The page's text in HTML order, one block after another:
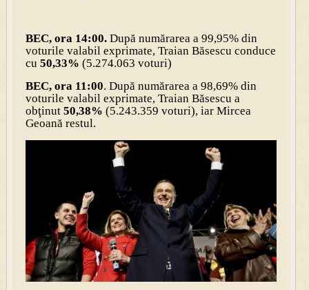
BEC, ora 14:00. După numărarea a 99,95% din
voturile valabil exprimate, Traian Băsescu conduce
cu 50,33% (5.274.063 voturi)
BEC, ora 11:00. După numărarea a 98,69% din
voturile valabil exprimate, Traian Băsescu a
obţinut 50,38% (5.243.359 voturi), iar Mircea
Geoană restul.